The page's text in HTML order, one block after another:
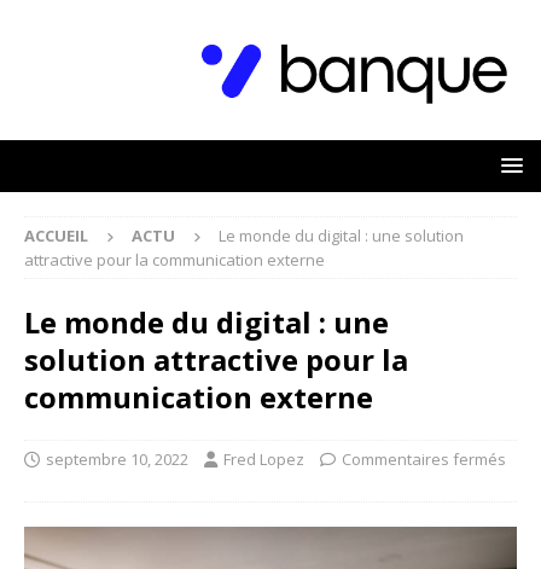
ACCUEIL ACTU
Le monde du digital : une solution
attractive pour la communication externe
Le monde du digital : une
solution attractive pour la
communication externe
septembre 10, 2022 Fred Lopez Commentaires fermés